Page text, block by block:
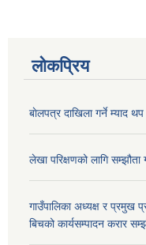
लोकप्रिय
बाेलपत्र दाखिला गर्ने म्याद
लेखा परिक्षणको लागि
गाउँपालिका अध्यक्ष र प्रमुख
बिचको कार्यसम्पादन करार